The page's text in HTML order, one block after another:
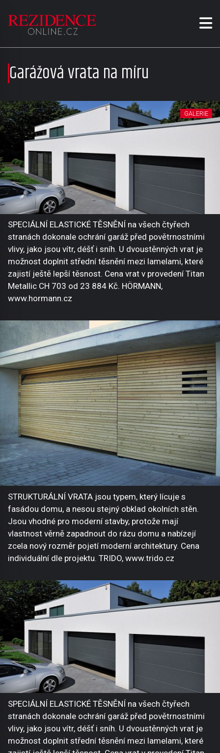
Garážová vrata na míru
GALERIE
SPECIÁLNÍ ELASTICKÉ TĚSNĚNÍ na všech čtyřech
stranách dokonale ochrání garáž před povětrnostními
vlivy, jako jsou vítr, déšť i sníh. U dvoustěnných vrat je
možnost doplnit střední těsnění mezi lamelami, které
zajistí ještě lepší těsnost. Cena vrat v provedení Titan
Metallic CH 703 od 23 884 Kč. HÖRMANN,
www.hormann.cz
STRUKTURÁLNÍ VRATA jsou typem, který lícuje s
fasádou domu, a nesou stejný obklad okolních stěn.
Jsou vhodné pro moderní stavby, protože mají
vlastnost věrně zapadnout do rázu domu a nabízejí
zcela nový rozměr pojetí moderní architektury. Cena
individuální dle projektu. TRIDO, www.trido.cz
SPECIÁLNÍ ELASTICKÉ TĚSNĚNÍ na všech čtyřech
stranách dokonale ochrání garáž před povětrnostními
vlivy, jako jsou vítr, déšť i sníh. U dvoustěnných vrat je
možnost doplnit střední těsnění mezi lamelami, které